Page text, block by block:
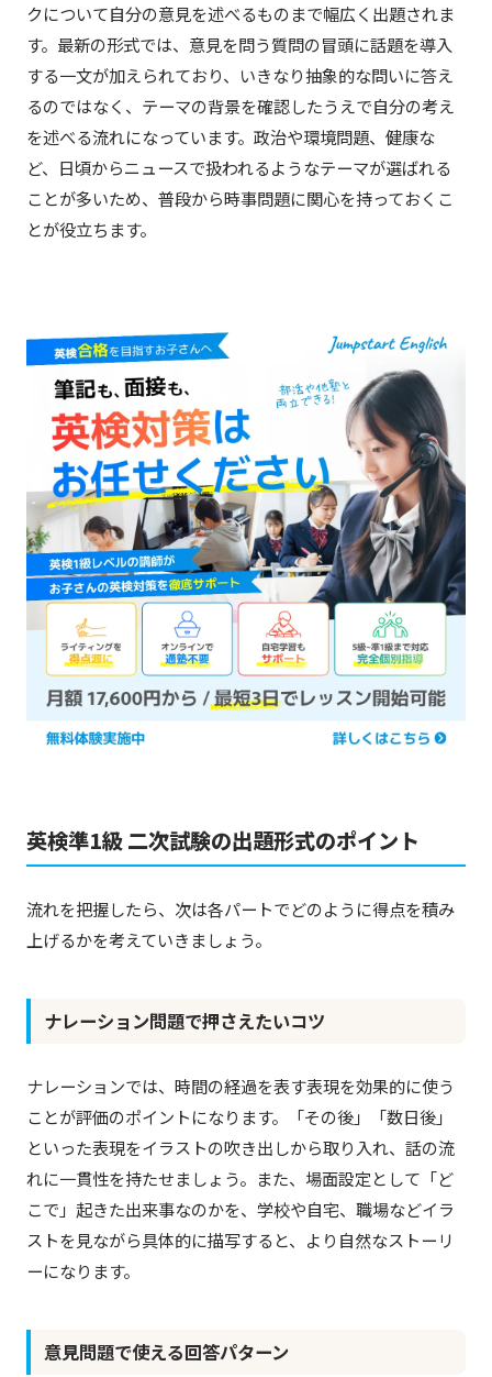
クについて自分の意見を述べるものまで幅広く出題されま
す。最新の形式では、意見を問う質問の冒頭に話題を導入
する一文が加えられており、いきなり抽象的な問いに答え
るのではなく、テーマの背景を確認したうえで自分の考え
を述べる流れになっています。政治や環境問題、健康な
ど、日頃からニュースで扱われるようなテーマが選ばれる
ことが多いため、普段から時事問題に関心を持っておくこ
とが役立ちます。
英検準1級 二次試験の出題形式のポイント
流れを把握したら、次は各パートでどのように得点を積み
上げるかを考えていきましょう。
ナレーション問題で押さえたいコツ
ナレーションでは、時間の経過を表す表現を効果的に使う
ことが評価のポイントになります。「その後」「数日後」
といった表現をイラストの吹き出しから取り入れ、話の流
れに一貫性を持たせましょう。また、場面設定として「ど
こで」起きた出来事なのかを、学校や自宅、職場などイラ
ストを見ながら具体的に描写すると、より自然なストーリ
ーになります。
意見問題で使える回答パターン